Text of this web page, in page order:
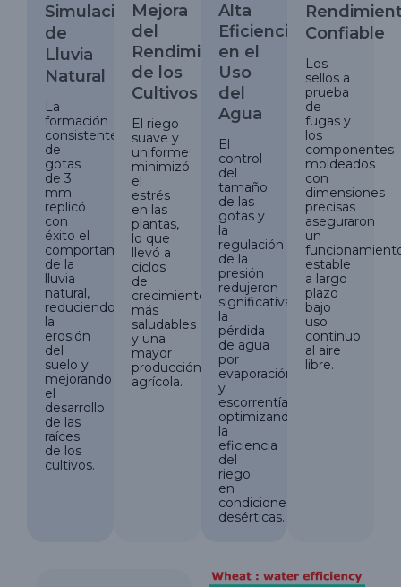
Simulación
de
Lluvia
Natural
La
formación
consistente
de
gotas
de 3
mm
replicó
con
éxito el
comportamiento
de la
lluvia
natural,
reduciendo
la
erosión
del
suelo y
mejorando
el
desarrollo
de las
raíces
de los
cultivos.
Mejora
del
Rendimiento
de los
Cultivos
El riego
suave y
uniforme
minimizó
el
estrés
en las
plantas,
lo que
llevó a
ciclos
de
crecimiento
más
saludables
y una
mayor
producción
agrícola.
Alta
Eficiencia
en el
Uso
del
Agua
El
control
del
tamaño
de las
gotas y
la
regulación
de la
presión
redujeron
significativamente
la
pérdida
de agua
por
evaporación
y
escorrentía,
optimizando
la
eficiencia
del
riego
en
condiciones
desérticas.
Confiable
Los
sellos a
prueba
de
fugas y
los
componentes
moldeados
con
dimensiones
precisas
aseguraron
un
estable
a largo
plazo
bajo
uso
continuo
al aire
libre.